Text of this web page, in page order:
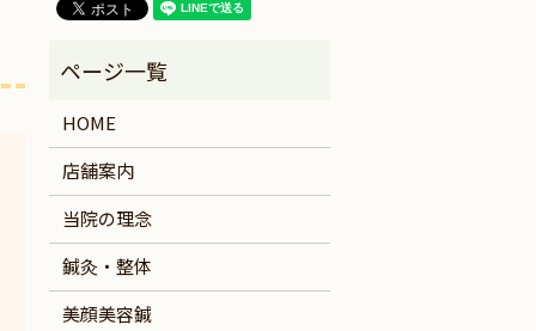
HOME
店舗案内
当院の理念
鍼灸・整体
美顔美容鍼